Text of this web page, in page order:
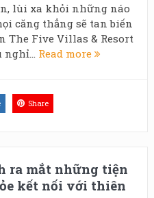
lùi xa khỏi những náo
căng thẳng sẽ tan biến
The Five Villas & Resort
Read more
Share
ra mắt những tiện
kết nối với thiên